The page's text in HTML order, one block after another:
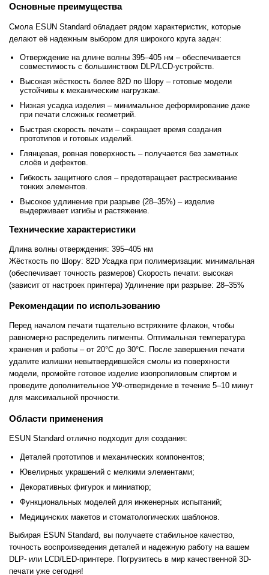
Основные преимущества
Смола ESUN Standard обладает рядом характеристик, которые
делают её надежным выбором для широкого круга задач:
Отверждение на длине волны 395–405 нм – обеспечивается
совместимость с большинством DLP/LCD-устройств.
Высокая жёсткость более 82D по Шору – готовые модели
устойчивы к механическим нагрузкам.
Низкая усадка изделия – минимальное деформирование даже
при печати сложных геометрий.
Быстрая скорость печати – сокращает время создания
прототипов и готовых изделий.
Глянцевая, ровная поверхность – получается без заметных
слоёв и дефектов.
Гибкость защитного слоя – предотвращает растрескивание
тонких элементов.
Высокое удлинение при разрыве (28–35%) – изделие
выдерживает изгибы и растяжение.
Технические характеристики
Длина волны отверждения: 395–405 нм
Жёсткость по Шору: 82D Усадка при полимеризации: минимальная
(обеспечивает точность размеров) Скорость печати: высокая
(зависит от настроек принтера) Удлинение при разрыве: 28–35%
Рекомендации по использованию
Перед началом печати тщательно встряхните флакон, чтобы
равномерно распределить пигменты. Оптимальная температура
хранения и работы – от 20°C до 30°C. После завершения печати
удалите излишки невытвердившейся смолы из поверхности
модели, промойте готовое изделие изопропиловым спиртом и
проведите дополнительное УФ-отверждение в течение 5–10 минут
для максимальной прочности.
Области применения
ESUN Standard отлично подходит для создания:
Деталей прототипов и механических компонентов;
Ювелирных украшений с мелкими элементами;
Декоративных фигурок и миниатюр;
Функциональных моделей для инженерных испытаний;
Медицинских макетов и стоматологических шаблонов.
Выбирая ESUN Standard, вы получаете стабильное качество,
точность воспроизведения деталей и надежную работу на вашем
DLP- или LCD/LED-принтере. Погрузитесь в мир качественной 3D-
печати уже сегодня!